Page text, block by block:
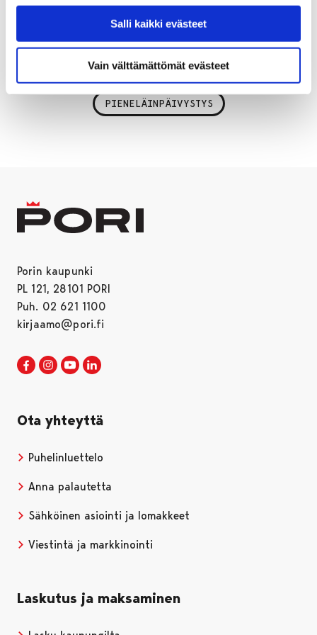
Salli kaikki evästeet
Vain välttämättömät evästeet
se kestää vuoden 2026 loppuun saakka. Sopimusta
vuoden optiokaudella vuosien 2027 ja 2028 ajalle.
PIENELÄINPÄIVYSTYS
Porin kaupunki
PL 121, 28101 PORI
Puh. 02 621 1100
kirjaamo@pori.fi
Porin kaupunki Facebookissa
Avautuu uudessa välilehdessä
Porin kaupunki Instagramissa
Avautuu uudessa välilehdessä
Porin kaupunki Youtubessa
Avautuu uudessa välilehdessä
Ota yhteyttä
Puhelinluettelo
Anna palautetta
Sähköinen asiointi ja lomakkeet
Viestintä ja markkinointi
Laskutus ja maksaminen